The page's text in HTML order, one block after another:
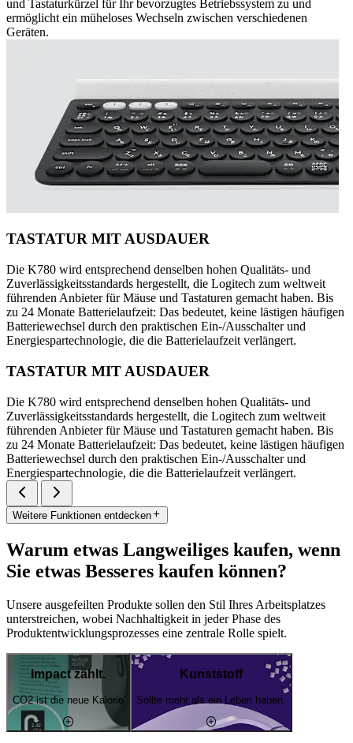
und Tastaturkürzel für Ihr bevorzugtes Betriebssystem zu und
ermöglicht ein müheloses Wechseln zwischen verschiedenen
Geräten.
TASTATUR MIT AUSDAUER
Die K780 wird entsprechend denselben hohen Qualitäts- und
Zuverlässigkeitsstandards hergestellt, die Logitech zum weltweit
führenden Anbieter für Mäuse und Tastaturen gemacht haben. Bis
zu 24 Monate Batterielaufzeit: Das bedeutet, keine lästigen häufigen
Batteriewechsel durch den praktischen Ein-/Ausschalter und
Energiespartechnologie, die die Batterielaufzeit verlängert.
TASTATUR MIT AUSDAUER
Die K780 wird entsprechend denselben hohen Qualitäts- und
Zuverlässigkeitsstandards hergestellt, die Logitech zum weltweit
führenden Anbieter für Mäuse und Tastaturen gemacht haben. Bis
zu 24 Monate Batterielaufzeit: Das bedeutet, keine lästigen häufigen
Batteriewechsel durch den praktischen Ein-/Ausschalter und
Energiespartechnologie, die die Batterielaufzeit verlängert.
Weitere Funktionen entdecken
Warum etwas Langweiliges kaufen, wenn
Sie etwas Besseres kaufen können?
Unsere ausgefeilten Produkte sollen den Stil Ihres Arbeitsplatzes
unterstreichen, wobei Nachhaltigkeit in jeder Phase des
Produktentwicklungsprozesses eine zentrale Rolle spielt.
Impact zählt.
CO2 ist die neue Kalorie
Kunststoff
Sollte mehr als ein Leben haben.